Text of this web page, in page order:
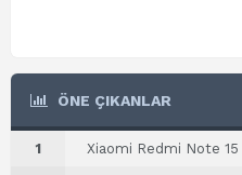
ÖNE ÇIKANLAR
1 Xiaomi Redmi Note